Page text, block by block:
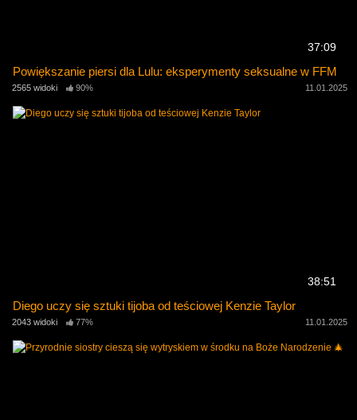
37:09
Powiększanie piersi dla Lulu: eksperymenty seksualne w FFM
2565 widoki 90% 11.01.2025
38:51
Diego uczy się sztuki tijoba od teściowej Kenzie Taylor
2043 widoki 77% 11.01.2025